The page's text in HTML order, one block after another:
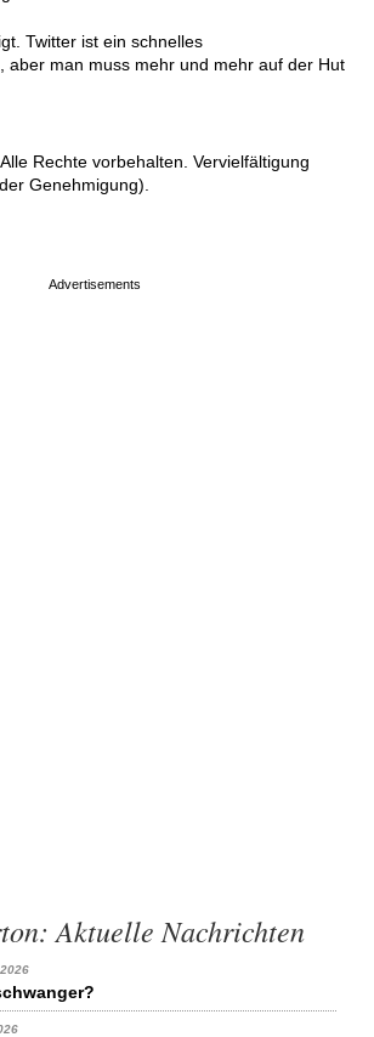
Twitter ist ein schnelles
aber man muss mehr und mehr auf der Hut
Rechte vorbehalten. Vervielfältigung
Genehmigung).
Aktuelle Nachrichten